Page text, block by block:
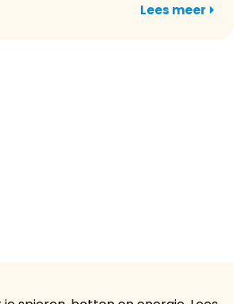
Lees meer